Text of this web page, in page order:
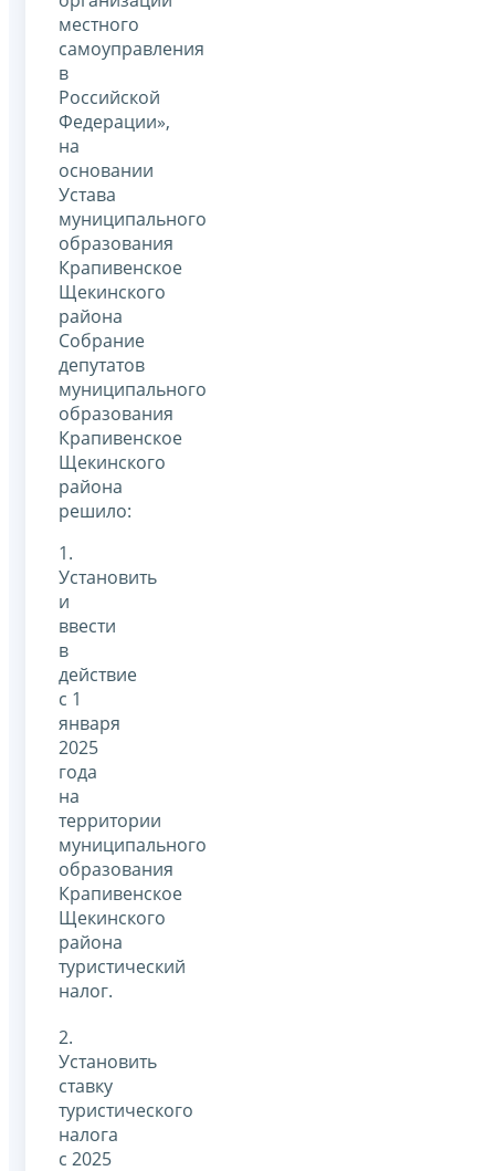
местного
самоуправления
в
Российской
Федерации»,
на
основании
Устава
муниципального
образования
Крапивенское
Щекинского
района
Собрание
депутатов
муниципального
образования
Крапивенское
Щекинского
района
решило:
1.
Установить
и
ввести
в
действие
с 1
января
2025
года
на
территории
муниципального
образования
Крапивенское
Щекинского
района
туристический
налог.
2.
Установить
ставку
туристического
налога
с 2025